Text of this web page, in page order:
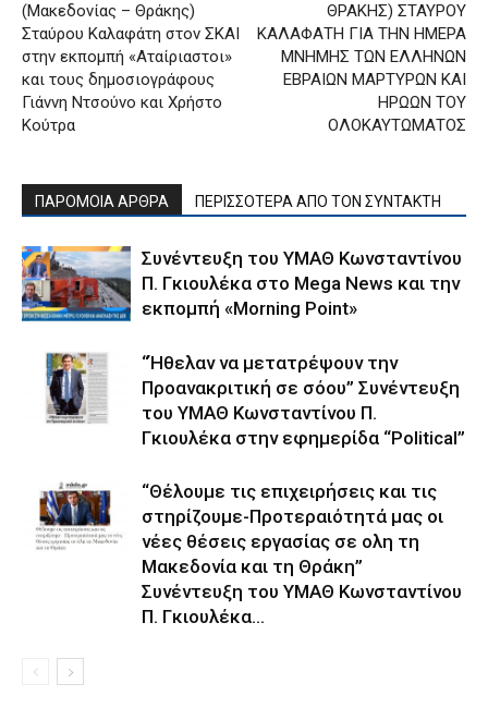
(Μακεδονίας – Θράκης)
Σταύρου Καλαφάτη στον ΣΚΑΙ
στην εκπομπή «Αταίριαστοι»
και τους δημοσιογράφους
Γιάννη Ντσούνο και Χρήστο
Κούτρα
ΘΡΑΚΗΣ) ΣΤΑΥΡΟΥ
ΚΑΛΑΦΑΤΗ ΓΙΑ ΤΗΝ ΗΜΕΡΑ
ΜΝΗΜΗΣ ΤΩΝ ΕΛΛΗΝΩΝ
ΕΒΡΑΙΩΝ ΜΑΡΤΥΡΩΝ ΚΑΙ
ΗΡΩΩΝ ΤΟΥ
ΟΛΟΚΑΥΤΩΜΑΤΟΣ
ΠΑΡΟΜΟΙΑ ΑΡΘΡΑ ΠΕΡΙΣΣΟΤΕΡΑ ΑΠΟ ΤΟΝ ΣΥΝΤΑΚΤΗ
Συνέντευξη του ΥΜΑΘ Κωνσταντίνου
Π. Γκιουλέκα στο Mega News και την
εκπομπή «Morning Point»
“Ήθελαν να μετατρέψουν την
Προανακριτική σε σόου” Συνέντευξη
του ΥΜΑΘ Κωνσταντίνου Π.
Γκιουλέκα στην εφημερίδα “Political”
“Θέλουμε τις επιχειρήσεις και τις
στηρίζουμε-Προτεραιότητά μας οι
νέες θέσεις εργασίας σε ολη τη
Μακεδονία και τη Θράκη”
Συνέντευξη του ΥΜΑΘ Κωνσταντίνου
Π. Γκιουλέκα...